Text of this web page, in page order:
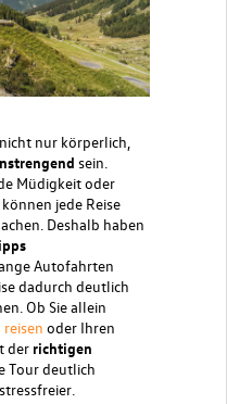
nur körperlich,
sein.
Müdigkeit oder
können jede Reise
Deshalb haben
Autofahrten
dadurch deutlich
Ob Sie allein
oder Ihren
der richtigen
Tour deutlich